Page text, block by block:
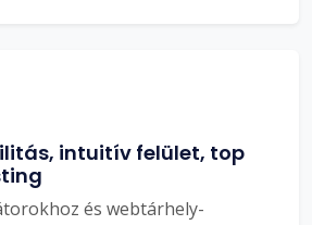
intuitív felület, top
és webtárhely-